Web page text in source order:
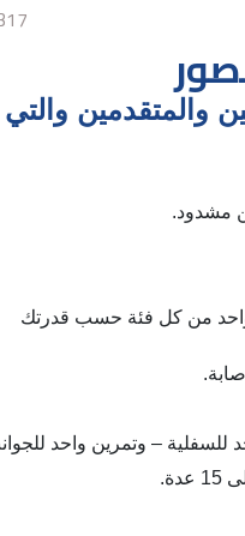
والمتقدمين والتي
مشدود.
واحد من كل فئة حسب قدرتك
– وتمرين واحد